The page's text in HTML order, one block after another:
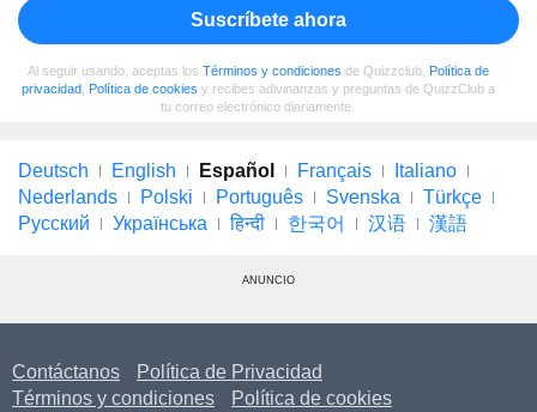
Suscríbete ahora
Al seguir usando, aceptas los Términos y condiciones de Quizzclub, Política de
privacidad, Política de cookies y recibes adivinanzas y preguntas de QuizzClub a
tu correo electrónico diariamente.
Deutsch English Español Français
Italiano
Nederlands
Polski Português Svenska
Türkçe
Русский
Українська हिन्दी 한국어 汉语 漢語
ANUNCIO
Contáctanos
Política de Privacidad
Términos y condiciones
Política de cookies